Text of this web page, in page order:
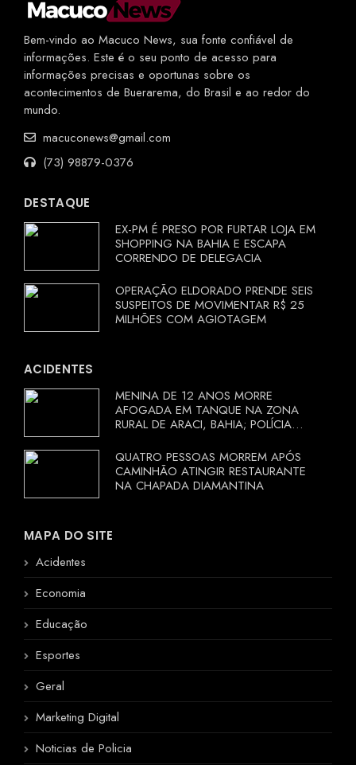
Bem-vindo ao Macuco News, sua fonte confiável de
informações. Este é o seu ponto de acesso para
informações precisas e oportunas sobre os
acontecimentos de Buerarema, do Brasil e ao redor do
mundo.
macuconews@gmail.com
(73) 98879-0376
DESTAQUE
EX-PM É PRESO POR FURTAR LOJA EM
SHOPPING NA BAHIA E ESCAPA
CORRENDO DE DELEGACIA
OPERAÇÃO ELDORADO PRENDE SEIS
SUSPEITOS DE MOVIMENTAR R$ 25
MILHÕES COM AGIOTAGEM
ACIDENTES
MENINA DE 12 ANOS MORRE
AFOGADA EM TANQUE NA ZONA
RURAL DE ARACI, BAHIA; POLÍCIA
QUATRO PESSOAS MORREM APÓS
CAMINHÃO ATINGIR RESTAURANTE
NA CHAPADA DIAMANTINA
MAPA DO SITE
Acidentes
Economia
Educação
Esportes
Geral
Marketing Digital
Noticias de Policia